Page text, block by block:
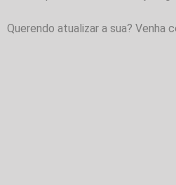
Querendo atualizar a sua? Venha